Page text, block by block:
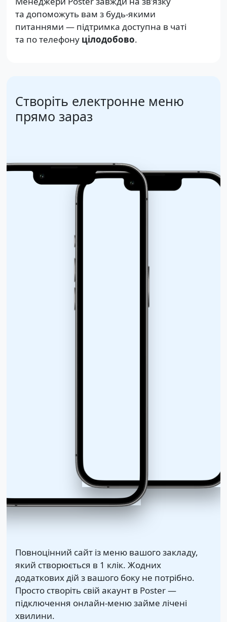
та допоможуть вам з будь-якими
питаннями — підтримка доступна в чаті
та по телефону цілодобово.
Створіть електронне меню
прямо зараз
Повноцінний сайт із меню вашого закладу,
який створюється в 1 клік. Жодних
додаткових дій з вашого боку не потрібно.
Просто створіть свій акаунт в Poster —
підключення онлайн-меню займе лічені
хвилини.